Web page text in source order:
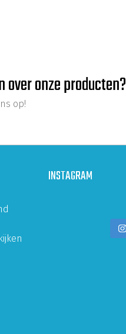
onze producten?
op!
INSTAGRAM